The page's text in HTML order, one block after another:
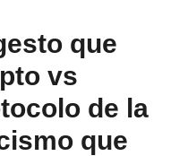
que
vs
de la
que